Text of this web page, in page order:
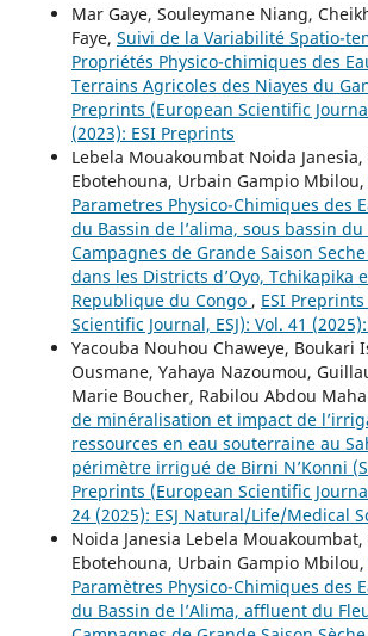
Mar Gaye, Souleymane Niang,
Faye, Suivi de la Variabilité Spatio-
Propriétés Physico-chimiques des
Terrains Agricoles des Niayes du
Preprints (European Scientific
(2023): ESI Preprints
Lebela Mouakoumbat Noida
Ebotehouna, Urbain Gampio Mbilou,
Parametres Physico-Chimiques des
du Bassin de l’alima, sous bassin du
Campagnes de Grande Saison
dans les Districts d’Oyo, Tchikapika
Republique du Congo , ESI
Scientific Journal, ESJ): Vol. 41
Yacouba Nouhou Chaweye, Boukari
Ousmane, Yahaya Nazoumou,
Marie Boucher, Rabilou Abdou
de minéralisation et impact de
ressources en eau souterraine au
périmètre irrigué de Birni N’Konni
Preprints (European Scientific
24 (2025): ESJ Natural/Life/Medical
Noida Janesia Lebela
Ebotehouna, Urbain Gampio Mbilou,
Paramètres Physico-Chimiques des
du Bassin de l’Alima, affluent du